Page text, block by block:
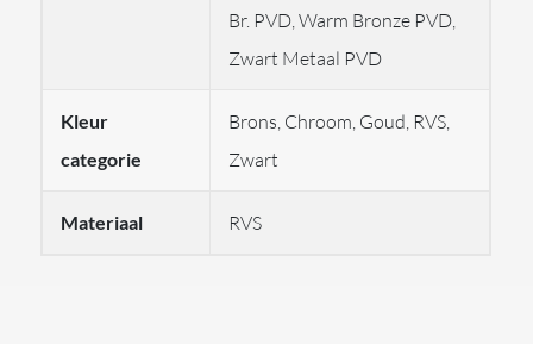
Inbouw douchesysteem (300×500 mm)
(cover/multifunction)
Materiaal: Messing
Installatie:
Br. PVD, Warm Bronze PVD,
Zwart Metaal PVD
Kleur
categorie
Brons, Chroom, Goud, RVS,
Zwart
Materiaal RVS